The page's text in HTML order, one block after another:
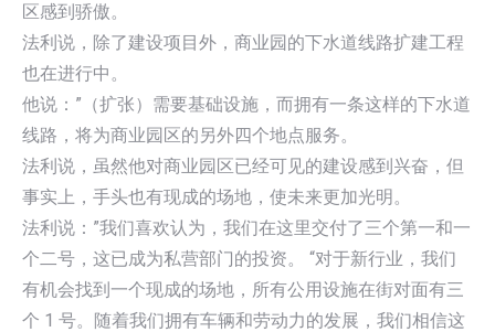
区感到骄傲。
法利说，除了建设项目外，商业园的下水道线路扩建工程
也在进行中。
他说：”（扩张）需要基础设施，而拥有一条这样的下水道
线路，将为商业园区的另外四个地点服务。
法利说，虽然他对商业园区已经可见的建设感到兴奋，但
事实上，手头也有现成的场地，使未来更加光明。
法利说：”我们喜欢认为，我们在这里交付了三个第一和一
个二号，这已成为私营部门的投资。 “对于新行业，我们
有机会找到一个现成的场地，所有公用设施在街对面有三
个 1 号。随着我们拥有车辆和劳动力的发展，我们相信这